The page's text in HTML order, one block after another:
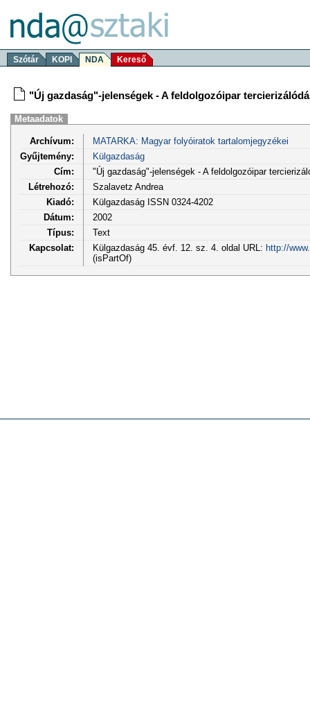
Szótár KOPI NDA Kereső
"Új gazdaság"-jelenségek - A feldolgozóipar
Metaadatok
Archívum:
MATARKA: Magyar folyóiratok tartalomjegyzékei
Gyűjtemény:
Külgazdaság
Cím:
"Új gazdaság"-jelenségek - A feldolgozóipar
Létrehozó:
Szalavetz Andrea
Kiadó:
Külgazdaság ISSN 0324-4202
Dátum:
2002
Típus:
Text
Kapcsolat:
Külgazdaság 45. évf. 12. sz. 4. oldal URL: http://
(isPartOf)